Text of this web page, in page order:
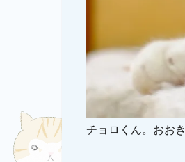
チョロくん。おお